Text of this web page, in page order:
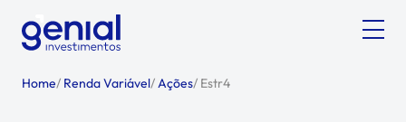
Home/ Renda Variável/Ações/ Estr4